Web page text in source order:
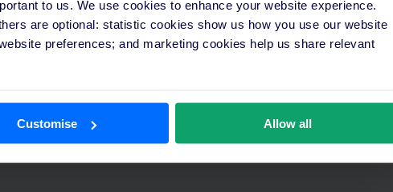
to us. We use cookies to enhance your website experience.
are optional: statistic cookies show us how you use our website
preferences; and marketing cookies help us share relevant
Customise Allow all